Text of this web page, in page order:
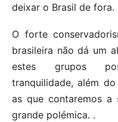
deixar o Brasil de fora.
O forte
brasileira não dá um
estes grupos
tranquilidade, além
as que contaremos a
grande polémica. .